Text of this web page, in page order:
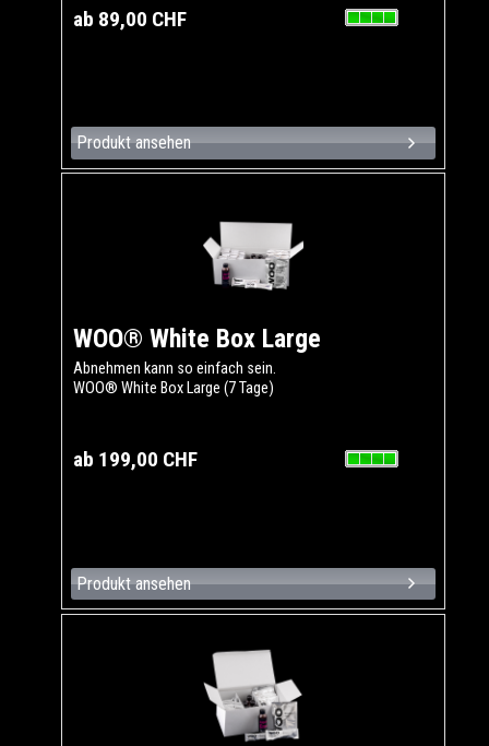
ab 89,00 CHF
Produkt ansehen
WOO® White Box Large
Abnehmen kann so einfach sein.
WOO® White Box Large (7 Tage)
ab 199,00 CHF
Produkt ansehen